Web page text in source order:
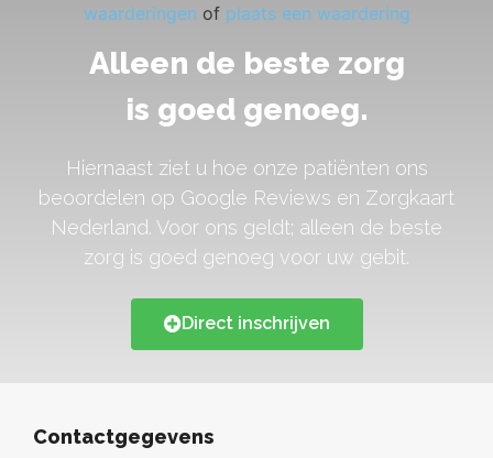
waarderingen of plaats een waardering
Alleen de beste zorg
is goed genoeg.
Hiernaast ziet u hoe onze patiënten ons
beoordelen op Google Reviews en Zorgkaart
Nederland. Voor ons geldt; alleen de beste
zorg is goed genoeg voor uw gebit.
Direct inschrijven
Contactgegevens